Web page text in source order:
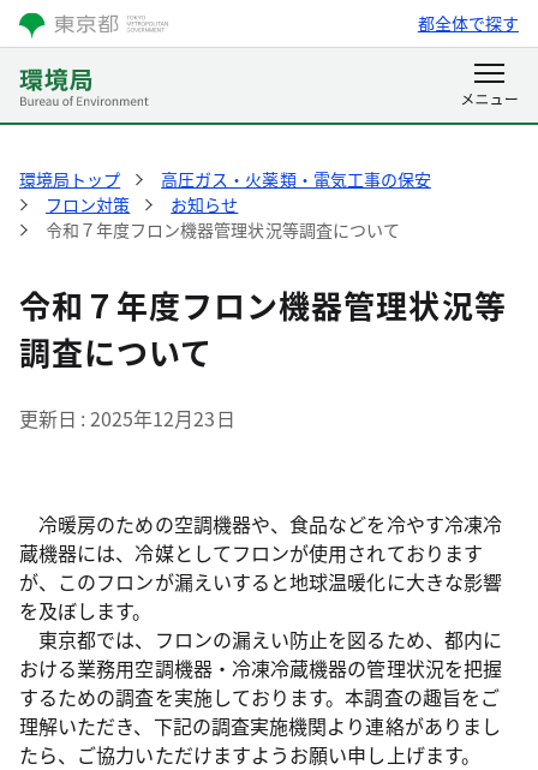
都全体で探す
環境局トップ
高圧ガス・火薬類・電気工事の保安
フロン対策
お知らせ
令和７年度フロン機器管理状況等調査について
令和７年度フロン機器管理状況等
調査について
更新日 2025年12月23日
冷暖房のための空調機器や、食品などを冷やす冷凍冷
蔵機器には、冷媒としてフロンが使用されております
が、このフロンが漏えいすると地球温暖化に大きな影響
を及ぼします。
東京都では、フロンの漏えい防止を図るため、都内に
おける業務用空調機器・冷凍冷蔵機器の管理状況を把握
するための調査を実施しております。本調査の趣旨をご
理解いただき、下記の調査実施機関より連絡がありまし
たら、ご協力いただけますようお願い申し上げます。